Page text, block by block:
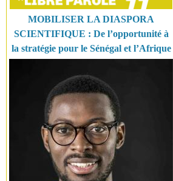
MOBILISER LA DIASPORA
SCIENTIFIQUE : De l’opportunité à
la stratégie pour le Sénégal et l’Afrique